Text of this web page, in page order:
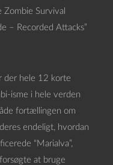
Zombie Survival
– Recorded Attacks”
der hele 12 korte
isme i hele verden
fortællingen om
endeligt, hvordan
“Marialva”,
at bruge